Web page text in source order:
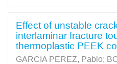
Effect of unstable
interlaminar fracture
thermoplastic PEEK
GARCIA PEREZ, Pablo;